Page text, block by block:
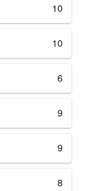
10
10
6
9
9
8